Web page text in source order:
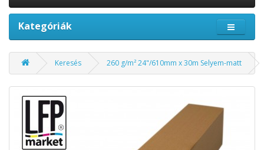
Kategóriák
Keresés 260 g/m² 24"/610mm x 30m Selyem-matt